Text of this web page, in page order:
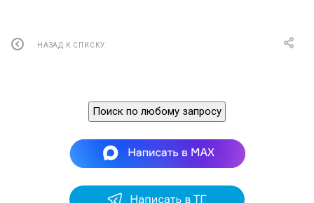
НАЗАД К СПИСКУ
Поиск по любому запросу